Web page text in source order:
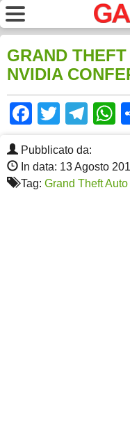
GRAND
NVIDIA
Facebook
Twitter
Pubblicato da:
In data: 13 Agosto
Tag: Grand Theft Auto